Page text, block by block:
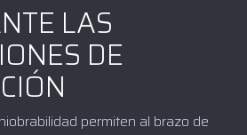
LAS
DE
permiten al brazo de